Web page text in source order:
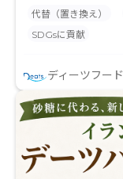
卵含む動物性原
しました。魚卵
加熱しても固く
時間が経っても
代替（置き換え）
SDGsに貢献
ディーツフー